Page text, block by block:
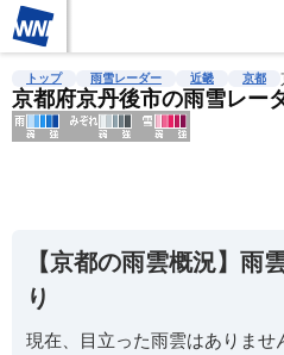
雨雲レーダー 台風情報 地震情報
トップ 雨雪レーダー 近畿 京都
京都府京丹後市の雨雪レー
【京都の雨雲概況】雨
り
現在、目立った雨雲はありませ